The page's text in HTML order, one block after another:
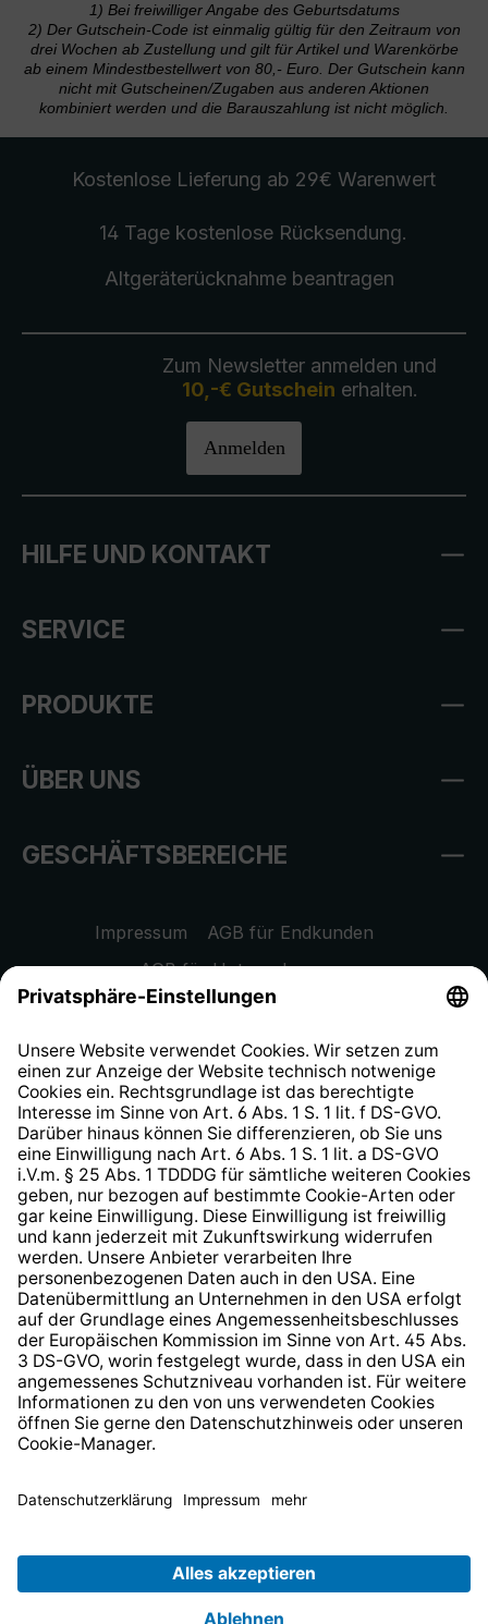
1) Bei freiwilliger Angabe des Geburtsdatums
2) Der Gutschein-Code ist einmalig gültig für den Zeitraum von
drei Wochen ab Zustellung und gilt für Artikel und Warenkörbe
ab einem Mindestbestellwert von 80,- Euro. Der Gutschein kann
nicht mit Gutscheinen/Zugaben aus anderen Aktionen
kombiniert werden und die Barauszahlung ist nicht möglich.
Kostenlose Lieferung ab 29€ Warenwert
14 Tage kostenlose Rücksendung.
Altgeräterücknahmebeantragen
Zum Newsletter anmelden und
10,-€ Gutschein erhalten.
Anmelden
HILFE UND KONTAKT
SERVICE
PRODUKTE
ÜBER UNS
GESCHÄFTSBEREICHE
Impressum
AGB für Endkunden
AGB für Unternehmen
Datenschutzhinweis
Widerrufsrecht
Hinweisgeberschutzsystem
Barrierefreiheit
* Alle Preise inkl. gesetzl. Mehrwertsteuer zzgl.
anders angegeben.
© 2026 TechniSat Digital GmbH
TechniSat ist ein Unternehmen der